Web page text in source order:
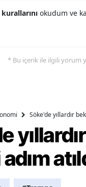
okudum ve
* Bu içerik ile ilgili yorum
Söke'de yıllardır